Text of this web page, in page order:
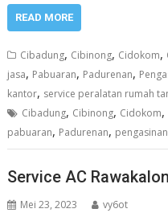
READ MORE
Cibadung, Cibinong, Cidokom,
jasa, Pabuaran, Padurenan,
kantor, service peralatan rumah
Cibadung, Cibinong, Cidokom,
pabuaran, Padurenan, pengasinan
Service AC
Mei 23, 2023 vy6ot